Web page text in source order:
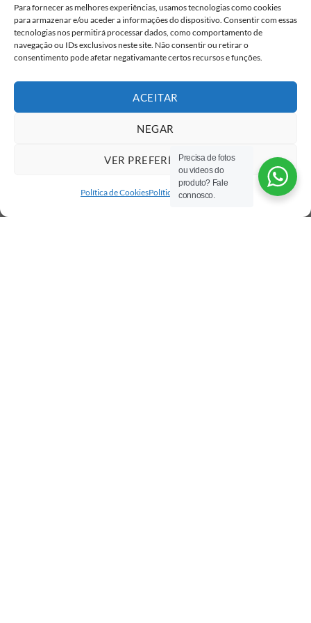
Para fornecer as melhores experiências, usamos tecnologias como cookies
para armazenar e/ou aceder a informações do dispositivo. Consentir com essas
tecnologias nos permitirá processar dados, como comportamento de
navegação ou IDs exclusivos neste site. Não consentir ou retirar o
consentimento pode afetar negativamante certos recursos e funções.
ACEITAR
NEGAR
VER PREFERÊNCIAS
Política de CookiesPolítica de privacidade
Precisa de fotos
ou videos do
produto? Fale
connosco.